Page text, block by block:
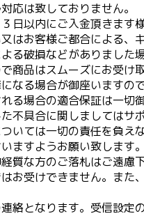
応は致しておりません。
日以内にご入金頂きます
はお客様ご都合による
る破損などがありまし
商品はスムーズにお受
なる場合が御座いますの
る場合の適合保証は一
不具合に関しましてはサ
いては一切の責任を負え
ますようお願い致します。
質な方のご落札はご遠慮下
お受けできません。ま
絡となります。受信設定